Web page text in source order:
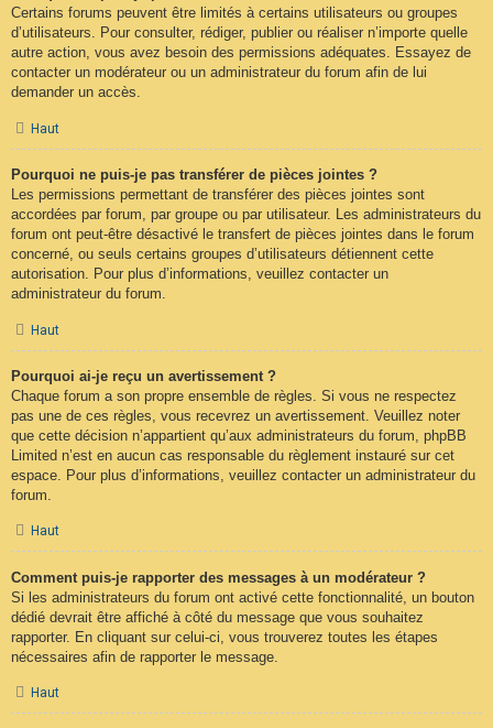
Certains forums peuvent être limités à certains utilisateurs ou groupes
d’utilisateurs. Pour consulter, rédiger, publier ou réaliser n’importe quelle
autre action, vous avez besoin des permissions adéquates. Essayez de
contacter un modérateur ou un administrateur du forum afin de lui
demander un accès.
Haut
Pourquoi ne puis-je pas transférer de pièces jointes ?
Les permissions permettant de transférer des pièces jointes sont
accordées par forum, par groupe ou par utilisateur. Les administrateurs du
forum ont peut-être désactivé le transfert de pièces jointes dans le forum
concerné, ou seuls certains groupes d’utilisateurs détiennent cette
autorisation. Pour plus d’informations, veuillez contacter un
administrateur du forum.
Haut
Pourquoi ai-je reçu un avertissement ?
Chaque forum a son propre ensemble de règles. Si vous ne respectez
pas une de ces règles, vous recevrez un avertissement. Veuillez noter
que cette décision n’appartient qu’aux administrateurs du forum, phpBB
Limited n’est en aucun cas responsable du règlement instauré sur cet
espace. Pour plus d’informations, veuillez contacter un administrateur du
forum.
Haut
Comment puis-je rapporter des messages à un modérateur ?
Si les administrateurs du forum ont activé cette fonctionnalité, un bouton
dédié devrait être affiché à côté du message que vous souhaitez
rapporter. En cliquant sur celui-ci, vous trouverez toutes les étapes
nécessaires afin de rapporter le message.
Haut